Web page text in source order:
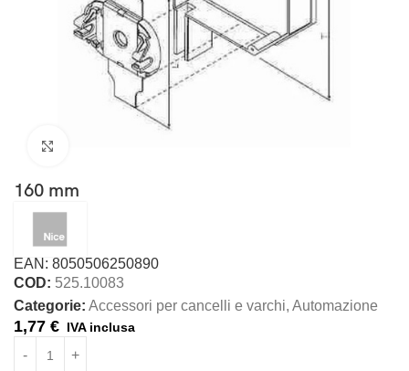
160 mm
EAN: 8050506250890
COD: 525.10083
Categorie: Accessori per cancelli e varchi, Automazione
1,77 € IVA inclusa